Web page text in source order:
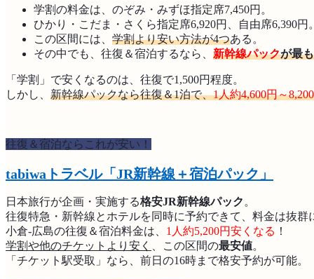
学割の料金は、のぞみ・みずほ指定席7,450円。
ひかり・こだま・さくら指定席6,920円、自由席6,390円
この区間には、 学割より安い方法が4つある。
その中でも、往復＆宿泊するなら、 新幹線パックが最
「学割」で安くなるのは、往復で1,500円程度。
しかし、 新幹線パックなら往復＆1泊で、1人約4,600円～
往復＆宿泊ならこれが安い！
tabiwaトラベル「JR新幹線＋宿泊パック」
日本旅行が企画・実施する格安JR新幹線パック 。
往復特急・新幹線とホテルを同時に予約できて、料金は抜群
小倉-広島の往復＆宿泊料金は、 1人約5,200円安くなる ！
学割や他のチケットより安く
、この区間の最安値。
「チケット駅受取」なら、前日の16時まで格安予約が可能。